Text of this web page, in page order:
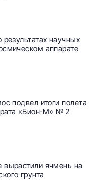
научных
аппарате
подвел итоги полета
«Бион‑М» № 2
вырастили ячмень на
грунта